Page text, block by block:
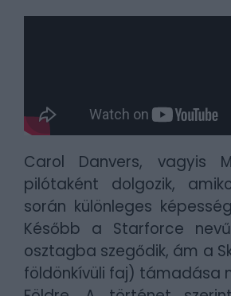
Carol Danvers, vagyis
pilótaként dolgozik,
során különleges
Később a Starforce
osztagba szegődik, ám a
földönkívüli faj) támadása